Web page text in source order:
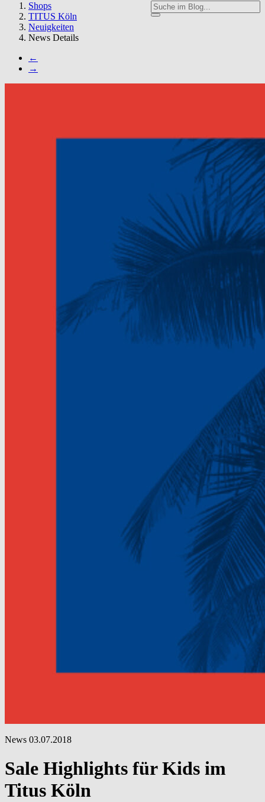
here:
Shops
TITUS Köln
Neuigkeiten
News Details
←
→
News 03.07.2018
Sale Highlights für Kids im
Titus Köln